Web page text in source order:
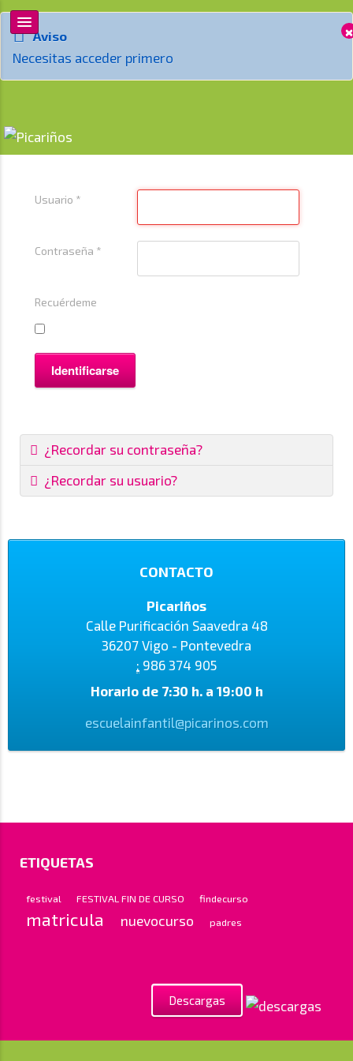
×
Aviso
Necesitas acceder primero
Usuario *
Contraseña *
Recuérdeme
Identificarse
¿Recordar su contraseña?
¿Recordar su usuario?
CONTACTO
Picariños
Calle Purificación Saavedra 48
36207 Vigo - Pontevedra
: 986 374 905
Horario de 7:30 h. a 19:00 h
escuelainfantil@picarinos.com
ETIQUETAS
festival FESTIVAL FIN DE CURSO findecurso
matricula nuevocurso padres
Descargas